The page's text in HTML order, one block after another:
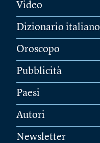
Video
Dizionario italiano
Oroscopo
Pubblicità
Paesi
Autori
Newsletter